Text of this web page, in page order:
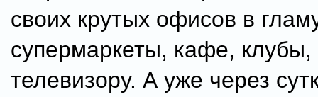
своих крутых офисов в
супермаркеты, кафе,
телевизору. А уже через